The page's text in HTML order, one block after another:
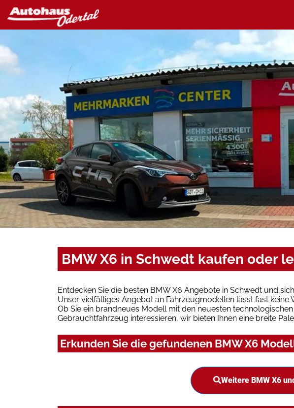
BMW X6 in Schwedt kaufen oder
Entdecken Sie die besten BMW X6 Angebote in Schwedt und
Unser vielfältiges Angebot an Fahrzeugmodellen lässt fast keine
Ob Sie ein brandneues Modell mit den neuesten
Gebrauchtfahrzeug interessieren, wir bieten Ihnen eine breite
Erkunden Sie die gefundenen BMW X6
Weitere BMW X6